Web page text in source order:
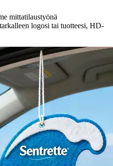
mittatilaustyönä
logosi tai tuotteesi, HD-